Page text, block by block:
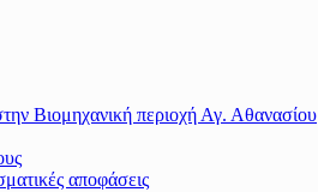
Βιομηχανική περιοχή Αγ. Αθανασίου
αποφάσεις